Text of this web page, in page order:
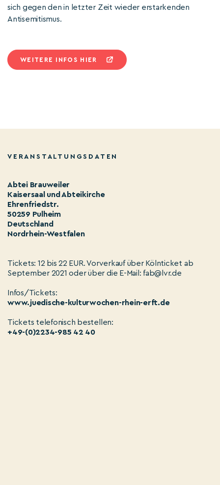
sich gegen den in letzter Zeit wieder erstarkenden
Antisemitismus.
WEITERE INFOS HIER
VERANSTALTUNGSDATEN
Abtei Brauweiler
Kaisersaal und Abteikirche
Ehrenfriedstr.
50259 Pulheim
Deutschland
Nordrhein-Westfalen
Tickets: 12 bis 22 EUR. Vorverkauf über Kölnticket ab
September 2021 oder über die E-Mail: fab@lvr.de
Infos/Tickets:
www.juedische-kulturwochen-rhein-erft.de
Tickets telefonisch bestellen:
+49-(0)2234-985 42 40